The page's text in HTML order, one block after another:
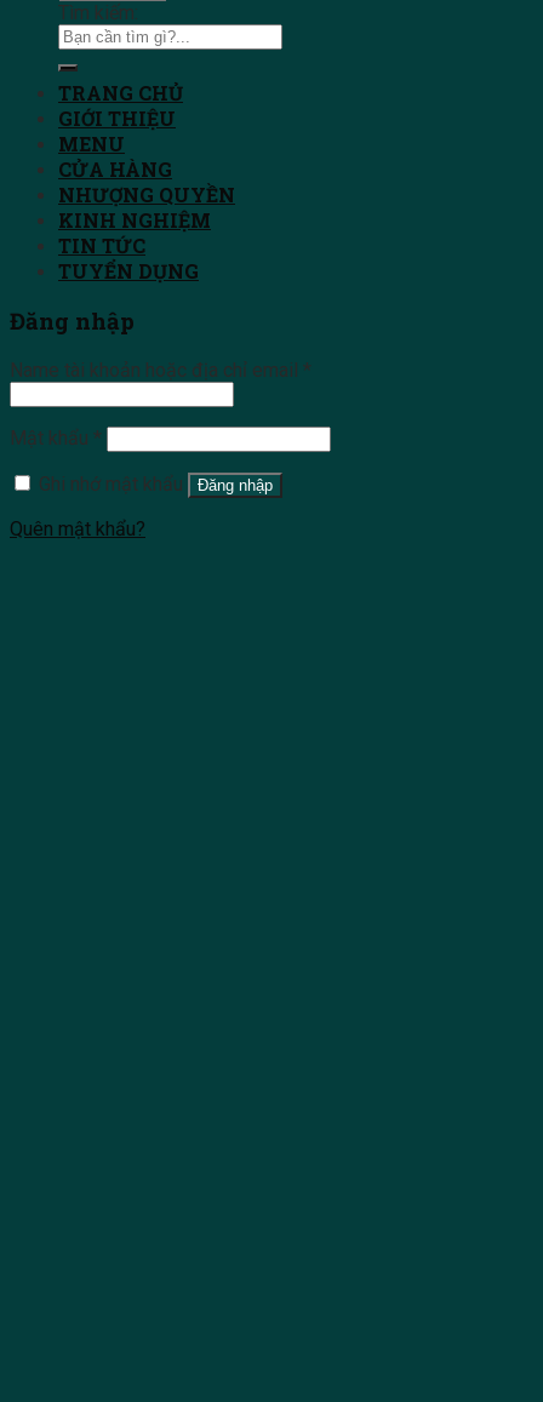
Tìm kiếm:
TRANG CHỦ
GIỚI THIỆU
MENU
CỬA HÀNG
NHƯỢNG QUYỀN
KINH NGHIỆM
TIN TỨC
TUYỂN DỤNG
Đăng nhập
Name tài khoản hoặc địa chỉ email *
Mật khẩu *
Ghi nhớ mật khẩu
Đăng nhập
Quên mật khẩu?